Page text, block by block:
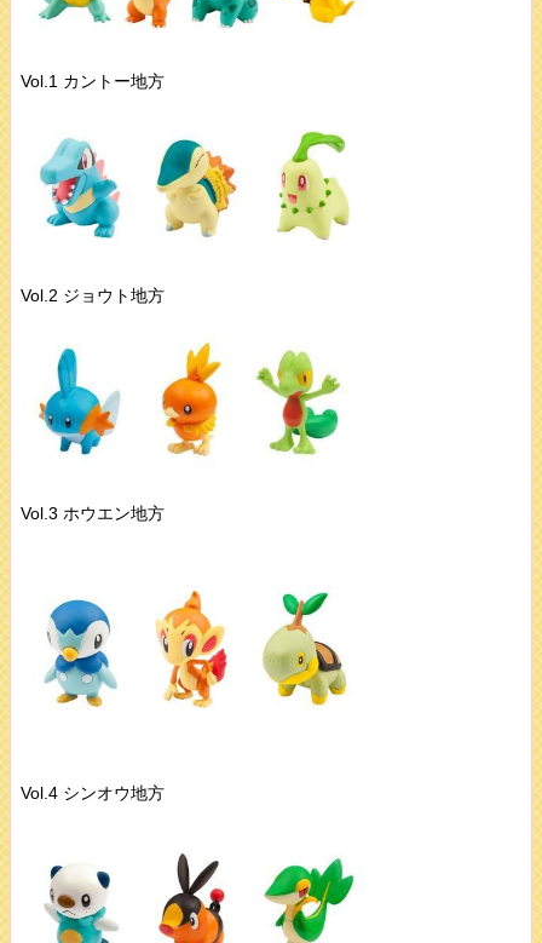
Vol.1 カントー地方
Vol.2 ジョウト地方
Vol.3 ホウエン地方
Vol.4 シンオウ地方